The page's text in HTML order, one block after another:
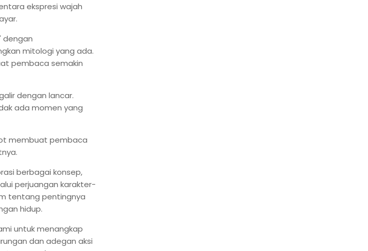
ekspresi wajah
dengan
mitologi yang ada.
pembaca semakin
dengan lancar.
ada momen yang
membuat pembaca
berbagai konsep,
perjuangan karakter-
tentang pentingnya
hidup.
untuk menangkap
dan adegan aksi